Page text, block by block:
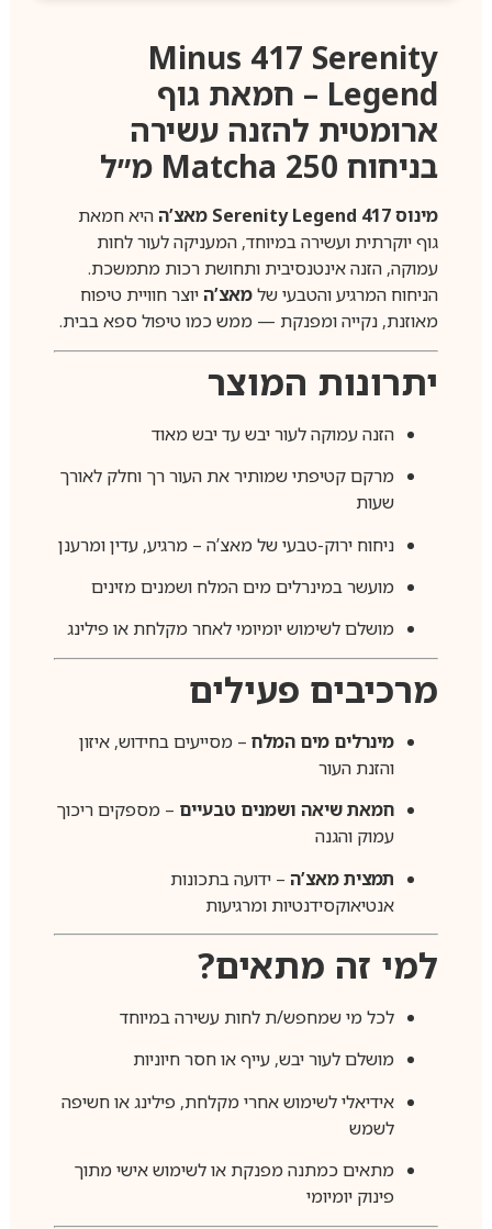
Minus 417 Serenity
Legend – חמאת גוף
ארומטית להזנה עשירה
בניחוח Matcha 250 מ״ל
מינוס 417 Serenity Legend מאצ’ה
היא חמאת
גוף יוקרתית ועשירה במיוחד, המעניקה לעור לחות
עמוקה, הזנה אינטנסיבית ותחושת רכות מתמשכת.
הניחוח המרגיע והטבעי שלמאצ’היוצר חוויית טיפוח
מאוזנת, נקייה ומפנקת — ממש כמו טיפול ספא בבית.
יתרונות המוצר
הזנה עמוקה לעור יבש עד יבש מאוד
מרקם קטיפתי שמותיר את העור רך וחלק לאורך
שעות
ניחוח ירוק-טבעי של מאצ’ה – מרגיע, עדין ומרענן
מועשר במינרלים מים המלח ושמנים מזינים
מושלם לשימוש יומיומי לאחר מקלחת או פילינג
מרכיבים פעילים
מינרלים מים המלח– מסייעים בחידוש, איזון
והזנת העור
חמאת שיאה ושמנים טבעיים– מספקים ריכוך
עמוק והגנה
תמצית מאצ’ה– ידועה בתכונות
אנטיאוקסידנטיות ומרגיעות
למי זה מתאים?
לכל מי שמחפש/ת לחות עשירה במיוחד
מושלם לעור יבש, עייף או חסר חיוניות
אידיאלי לשימוש אחרי מקלחת, פילינג או חשיפה
לשמש
מתאים כמתנה מפנקת או לשימוש אישי מתוך
פינוק יומיומי